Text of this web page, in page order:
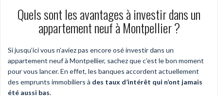
Quels sont les avantages à investir dans un
appartement neuf à Montpellier ?
Si jusqu’ici vous n’aviez pas encore osé investir dans un
appartement neuf à Montpellier, sachez que c’est le bon moment
pour vous lancer. En effet, les banques accordent actuellement
des emprunts immobiliers à des taux d’intérêt qui n’ont jamais
été aussi bas.